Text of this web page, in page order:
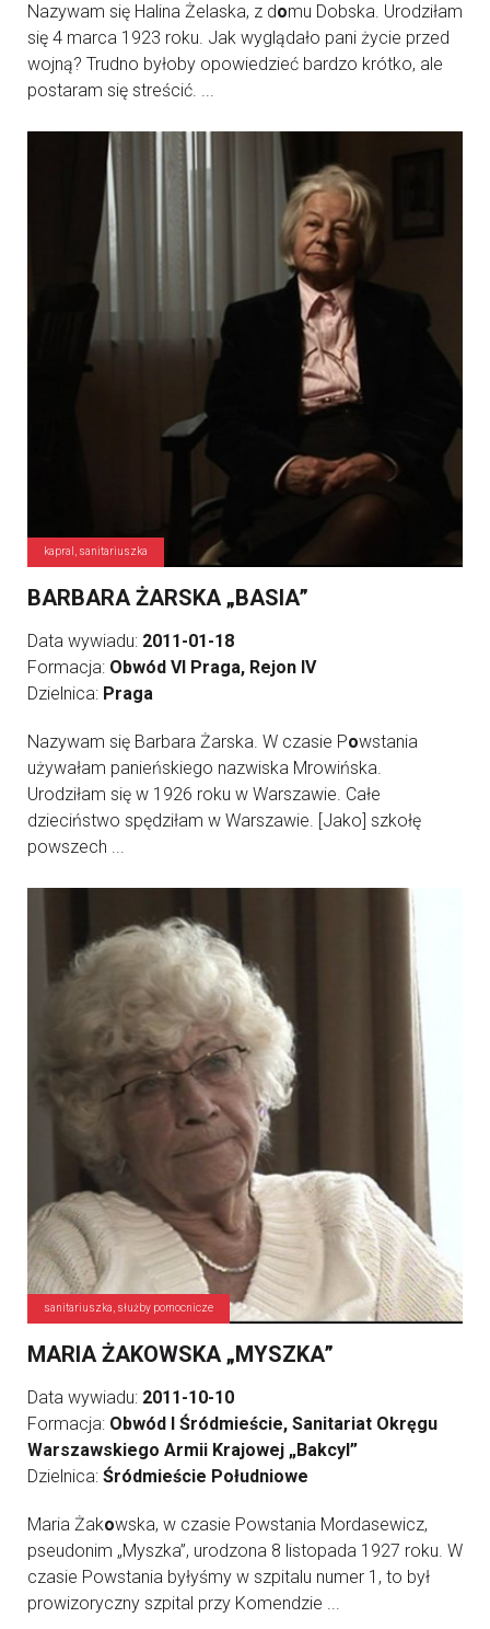
Nazywam się Halina Żelaska, z domu Dobska. Urodziłam
się 4 marca 1923 roku. Jak wyglądało pani życie przed
wojną? Trudno byłoby opowiedzieć bardzo krótko, ale
postaram się streścić. ...
kapral, sanitariuszka
BARBARA ŻARSKA „BASIA”
Data wywiadu: 2011-01-18
Formacja: Obwód VI Praga, Rejon IV
Dzielnica: Praga
Nazywam się Barbara Żarska. W czasie Powstania
używałam panieńskiego nazwiska Mrowińska.
Urodziłam się w 1926 roku w Warszawie. Całe
dzieciństwo spędziłam w Warszawie. [Jako] szkołę
powszech ...
sanitariuszka, służby pomocnicze
MARIA ŻAKOWSKA „MYSZKA”
Data wywiadu: 2011-10-10
Formacja: Obwód I Śródmieście, Sanitariat Okręgu
Warszawskiego Armii Krajowej „Bakcyl”
Dzielnica: Śródmieście Południowe
Maria Żakowska, w czasie Powstania Mordasewicz,
pseudonim „Myszka”, urodzona 8 listopada 1927 roku. W
czasie Powstania byłyśmy w szpitalu numer 1, to był
prowizoryczny szpital przy Komendzie ...